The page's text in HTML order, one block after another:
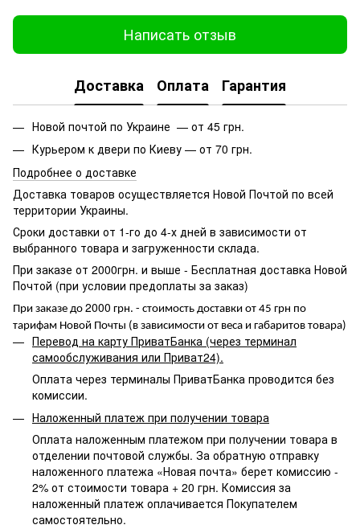
Написать отзыв
Доставка Оплата Гарантия
Новой почтой по Украине — от 45 грн.
Курьером к двери по Киеву — от 70 грн.
Подробнее о доставке
Доставка товаров осуществляется Новой Почтой по всей
территории Украины.
Сроки доставки от 1-го до 4-х дней в зависимости от
выбранного товара и загруженности склада.
При заказе от 2000грн. и выше - Бесплатная доставка Новой
Почтой (при условии предоплаты за заказ)
При заказе до 2000 грн. - стоимость доставки от 45 грн по
тарифам Новой Почты (в зависимости от веса и габаритов товара)
Перевод на карту ПриватБанка (через терминал
самообслуживания или Приват24).
Оплата через терминалы ПриватБанка проводится без
комиссии.
Наложенный платеж при получении товара
Оплата наложенным платежом при получении товара в
отделении почтовой службы. За обратную отправку
наложенного платежа «Новая почта» берет комиссию -
2% от стоимости товара + 20 грн. Комиссия за
наложенный платеж оплачивается Покупателем
самостоятельно.